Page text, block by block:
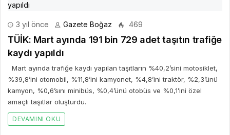
3 yıl önce Gazete Boğaz 469
TÜİK: Mart ayında 191 bin 729 adet taşıtın trafiğe
kaydı yapıldı
Mart ayında trafiğe kaydı yapılan taşıtların %40,2’sini motosiklet,
%39,8’ini otomobil, %11,8’ini kamyonet, %4,8’ini traktör, %2,3’ünü
kamyon, %0,6’sını minibüs, %0,4’ünü otobüs ve %0,1’ini özel
amaçlı taşıtlar oluşturdu.
DEVAMINI OKU